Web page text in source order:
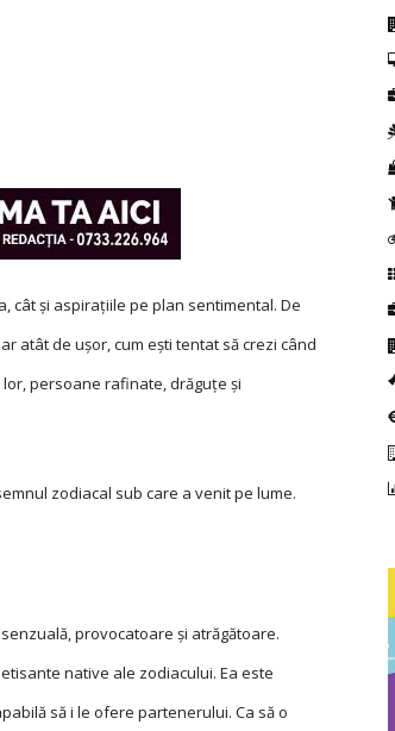
cât şi aspiraţiile pe plan sentimental. De
atât de uşor, cum eşti tentat să crezi când
persoane rafinate, drăguţe şi
zodiacal sub care a venit pe lume.
provocatoare și atrăgătoare.
native ale zodiacului. Ea este
să i le ofere partenerului. Ca să o